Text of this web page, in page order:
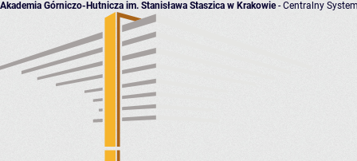
Akademia Górniczo-Hutnicza im. Stanisława Staszica w Krakowie- Centralny